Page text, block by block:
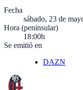
Fecha
sábado, 23 de
Hora (peninsular)
18:00h
Se emitió en
DAZN